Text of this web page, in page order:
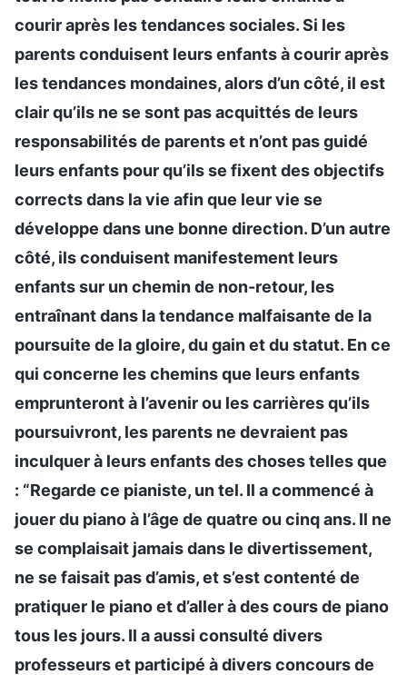
courir après les tendances sociales. Si les
parents conduisent leurs enfants à courir après
les tendances mondaines, alors d’un côté, il est
clair qu’ils ne se sont pas acquittés de leurs
responsabilités de parents et n’ont pas guidé
leurs enfants pour qu’ils se fixent des objectifs
corrects dans la vie afin que leur vie se
développe dans une bonne direction. D’un autre
côté, ils conduisent manifestement leurs
enfants sur un chemin de non-retour, les
entraînant dans la tendance malfaisante de la
poursuite de la gloire, du gain et du statut. En ce
qui concerne les chemins que leurs enfants
emprunteront à l’avenir ou les carrières qu’ils
poursuivront, les parents ne devraient pas
inculquer à leurs enfants des choses telles que
: “Regarde ce pianiste, un tel. Il a commencé à
jouer du piano à l’âge de quatre ou cinq ans. Il ne
se complaisait jamais dans le divertissement,
ne se faisait pas d’amis, et s’est contenté de
pratiquer le piano et d’aller à des cours de piano
tous les jours. Il a aussi consulté divers
professeurs et participé à divers concours de